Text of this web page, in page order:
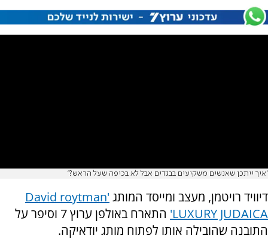
'איך ייתכן שאנשים משקיעים בבגדים אבל לא בכיפה שעל הראש?'
דיוויד רויטמן, מעצב ומייסד המותג 'David roytman
LUXURY JUDAICA'
התארח באולפן ערוץ 7 וסיפר על
התובנה שהובילה אותו לפתוח מותג יודאיקה.